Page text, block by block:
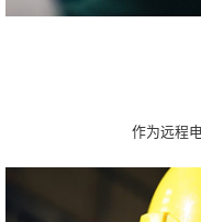
作为远程